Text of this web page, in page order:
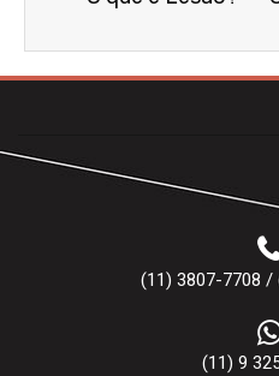
(11) 3807-7708 /
(11) 9